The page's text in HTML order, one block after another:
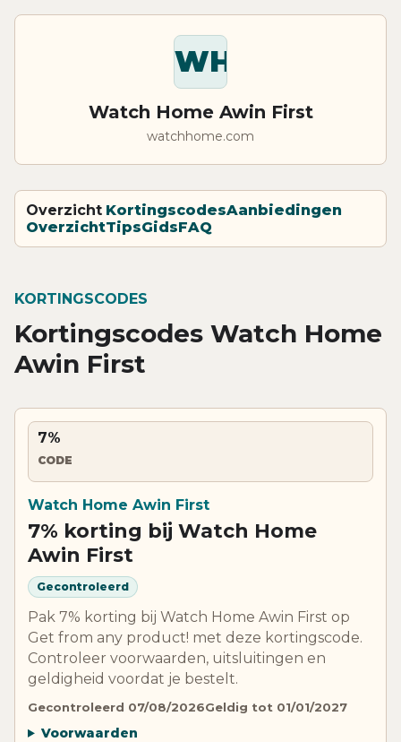
WH
Watch Home Awin First
watchhome.com
Overzicht KortingscodesAanbiedingen
OverzichtTipsGidsFAQ
KORTINGSCODES
Kortingscodes Watch Home
Awin First
7%
CODE
Watch Home Awin First
7% korting bij Watch Home
Awin First
Gecontroleerd
Pak 7% korting bij Watch Home Awin First op
Get from any product! met deze kortingscode.
Controleer voorwaarden, uitsluitingen en
geldigheid voordat je bestelt.
Gecontroleerd 07/08/2026Geldig tot 01/01/2027
Voorwaarden